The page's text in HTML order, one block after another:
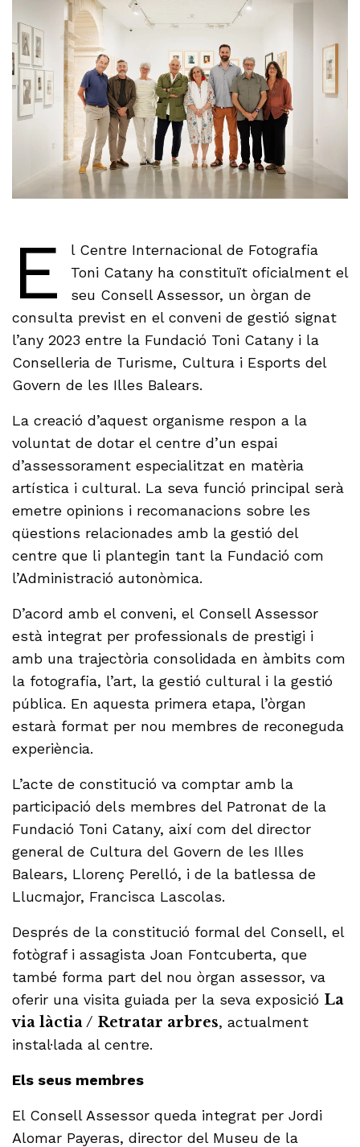
E
l Centre Internacional de Fotografia
Toni Catany ha constituït oficialment el
seu Consell Assessor, un òrgan de
consulta previst en el conveni de gestió signat
l’any 2023 entre la Fundació Toni Catany i la
Conselleria de Turisme, Cultura i Esports del
Govern de les Illes Balears.
La creació d’aquest organisme respon a la
voluntat de dotar el centre d’un espai
d’assessorament especialitzat en matèria
artística i cultural. La seva funció principal serà
emetre opinions i recomanacions sobre les
qüestions relacionades amb la gestió del
centre que li plantegin tant la Fundació com
l’Administració autonòmica.
D’acord amb el conveni, el Consell Assessor
està integrat per professionals de prestigi i
amb una trajectòria consolidada en àmbits com
la fotografia, l’art, la gestió cultural i la gestió
pública. En aquesta primera etapa, l’òrgan
estarà format per nou membres de reconeguda
experiència.
L’acte de constitució va comptar amb la
participació dels membres del Patronat de la
Fundació Toni Catany, així com del director
general de Cultura del Govern de les Illes
Balears, Llorenç Perelló, i de la batlessa de
Llucmajor, Francisca Lascolas.
Després de la constitució formal del Consell, el
fotògraf i assagista Joan Fontcuberta, que
també forma part del nou òrgan assessor, va
oferir una visita guiada per la seva exposició La
via làctia / Retratar arbres, actualment
instal·lada al centre.
Els seus membres
El Consell Assessor queda integrat per Jordi
Alomar Payeras, director del Museu de la